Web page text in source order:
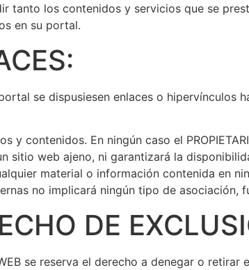
tanto los contenidos y servicios que se
en su portal.
se dispusiesen enlaces o hipervínculos
y contenidos. En ningún caso el
sitio web ajeno, ni garantizará la
material o información contenida en
no implicará ningún tipo de
DE
WEB se reserva el derecho a denegar o